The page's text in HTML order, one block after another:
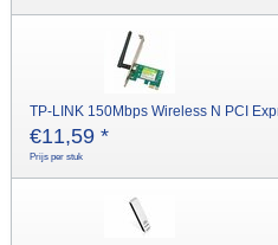
TP-LINK 150Mbps Wireless N PCI
€11,59 *
Prijs per stuk